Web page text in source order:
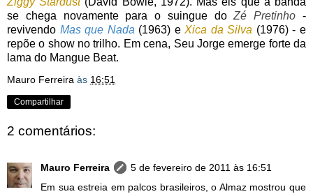
se chega novamente para o suingue doZé Pretinho -
revivendo Mas que Nada (1963) eXica da Silva (1976) - e
repõe o show no trilho. Em cena, Seu Jorge emerge forte da
lama do Mangue Beat.
Mauro Ferreira às 16:51
Compartilhar
2 comentários:
Mauro Ferreira
5 de fevereiro de 2011 às 16:51
Em sua estreia em palcos brasileiros, o Almaz mostrou que